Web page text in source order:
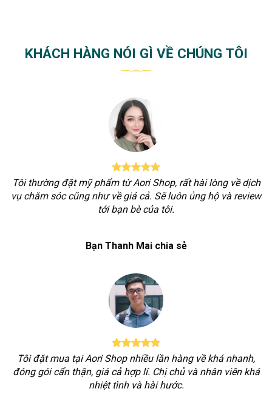
KHÁCH HÀNG NÓI GÌ VỀ CHÚNG TÔI
Tôi thường đặt mỹ phẩm từ Aori Shop, rất hài lòng về dịch
vụ chăm sóc cũng như về giá cả. Sẽ luôn ủng hộ và review
tới bạn bè của tôi.
Bạn Thanh Mai chia sẻ
Tôi đặt mua tại Aori Shop nhiều lần hàng về khá nhanh,
đóng gói cẩn thận, giá cả hợp lí. Chị chủ và nhân viên khá
nhiệt tình và hài hước.